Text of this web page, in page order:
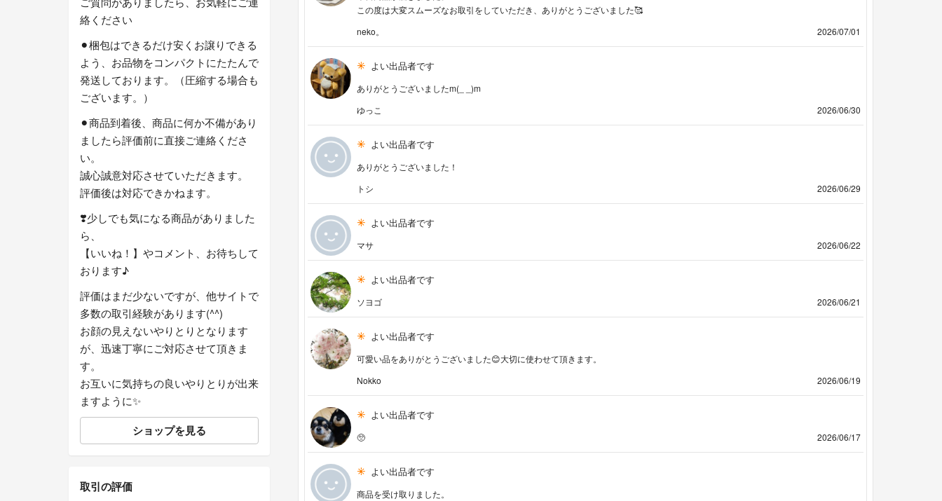
この度は大変スムーズなお取引をしていただき、ありがとうございました🥰
neko。
2026/07/01
よい出品者です
ありがとうございましたm(_ _)m
ゆっこ
2026/06/30
よい出品者です
ありがとうございました！
トシ
2026/06/29
よい出品者です
マサ 2026/06/22
よい出品者です
ソヨゴ 2026/06/21
よい出品者です
可愛い品をありがとうございました😊大切に使わせて頂きます。
Nokko
2026/06/19
よい出品者です
🥺 2026/06/17
よい出品者です
商品を受け取りました。
絡ください
⚫︎梱包はできるだけ安くお譲りできる
よう、お品物をコンパクトにたたんで
発送しております。（圧縮する場合も
ございます。）
⚫︎商品到着後、商品に何か不備があり
ましたら評価前に直接ご連絡くださ
い。
誠心誠意対応させていただきます。
評価後は対応できかねます。
❣️少しでも気になる商品がありました
ら、
【いいね！】やコメント、お待ちして
おります♪
評価はまだ少ないですが、他サイトで
多数の取引経験があります(^^)
お顔の見えないやりとりとなります
が、迅速丁寧にご対応させて頂きま
す。
お互いに気持ちの良いやりとりが出来
ますように✨
ショップを見る
取引の評価